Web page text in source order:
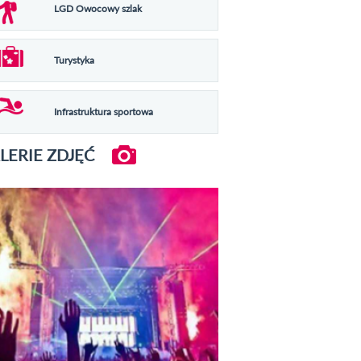
LGD Owocowy szlak
Turystyka
Infrastruktura sportowa
ZDJĘĆ